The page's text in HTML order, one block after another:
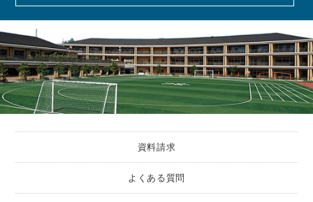
資料請求
よくある質問